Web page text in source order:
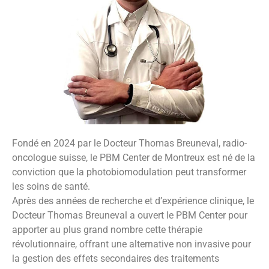
Fondé en 2024 par le Docteur Thomas Breuneval, radio-
oncologue suisse, le PBM Center de Montreux est né de la
conviction que la photobiomodulation peut transformer
les soins de santé.
Après des années de recherche et d’expérience clinique, le
Docteur Thomas Breuneval a ouvert le PBM Center pour
apporter au plus grand nombre cette thérapie
révolutionnaire, offrant une alternative non invasive pour
la gestion des effets secondaires des traitements